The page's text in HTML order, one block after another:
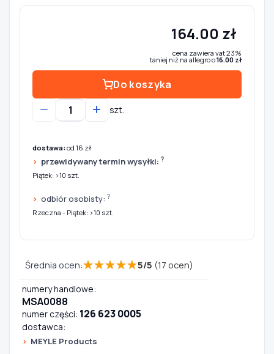
164.00 zł
cena zawiera vat 23%
taniej niż na allegro o16.00 zł
Do koszyka
szt.
dostawa:od 16 zł
przewidywany termin wysyłki: ?
Piątek: >10 szt.
odbiór osobisty: ?
Rzeczna - Piątek: >10 szt.
Średnia ocen:★★★★★5/5 (17 ocen)
numery handlowe:
MSA0088
numer części: 126 623 0005
dostawca:
MEYLE Products